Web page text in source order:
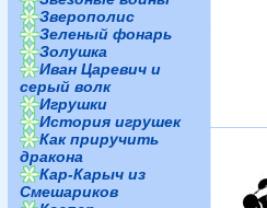
Зверополис
Зеленый фонарь
Золушка
Иван Царевич и
серый волк
Игрушки
История игрушек
Как приручить
дракона
Кар-Карыч из
Смешариков